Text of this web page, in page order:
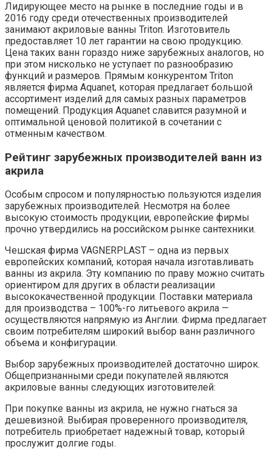
Лидирующее место на рынке в последние годы и в
2016 году среди отечественных производителей
занимают акриловые ванны Triton. Изготовитель
предоставляет 10 лет гарантии на свою продукцию.
Цена таких ванн гораздо ниже зарубежных аналогов, но
при этом нисколько не уступает по разнообразию
функций и размеров. Прямым конкурентом Triton
является фирма Aquanet, которая предлагает большой
ассортимент изделий для самых разных параметров
помещений. Продукция Aquanet славится разумной и
оптимальной ценовой политикой в сочетании с
отменным качеством.
Рейтинг зарубежных производителей ванн из
акрила
Особым спросом и популярностью пользуются изделия
зарубежных производителей. Несмотря на более
высокую стоимость продукции, европейские фирмы
прочно утвердились на российском рынке сантехники.
Чешская фирма VAGNERPLAST – одна из первых
европейских компаний, которая начала изготавливать
ванны из акрила. Эту компанию по праву можно считать
ориентиром для других в области реализации
высококачественной продукции. Поставки материала
для производства – 100%-го литьевого акрила —
осуществляются напрямую из Англии. Фирма предлагает
своим потребителям широкий выбор ванн различного
объема и конфигурации.
Выбор зарубежных производителей достаточно широк.
Общепризнанными среди покупателей являются
акриловые ванны следующих изготовителей:
При покупке ванны из акрила, не нужно гнаться за
дешевизной. Выбирая проверенного производителя,
потребитель приобретает надежный товар, который
прослужит долгие годы.